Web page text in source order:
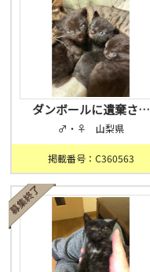
ダンボールに遺棄さ…
♂・♀ 山梨県
掲載番号：C360563